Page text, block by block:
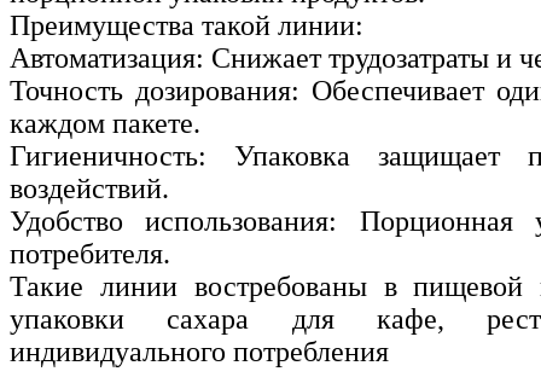
Преимущества такой линии:
Автоматизация: Снижает трудозатраты и
Точность дозирования: Обеспечивает
каждом пакете.
Гигиеничность: Упаковка защищает
воздействий.
Удобство использования: Порционная
потребителя.
Такие линии востребованы в пищевой
упаковки сахара для кафе,
индивидуального потребления